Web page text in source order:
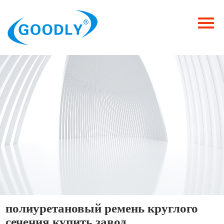
Продукция
ОТРАСЛИ
Категория
Новости
Контакты
полиуретановый ремень круглого